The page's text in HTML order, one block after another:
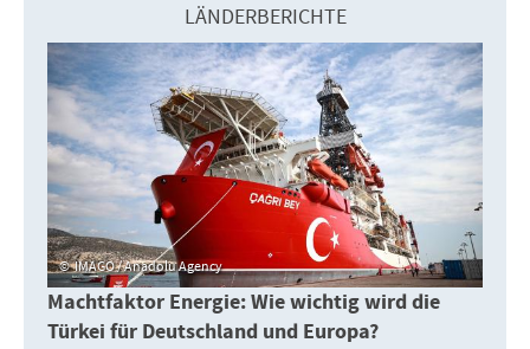
LÄNDERBERICHTE
IMAGO / Anadolu Agency
Machtfaktor Energie: Wie wichtig wird die
Türkei für Deutschland und Europa?